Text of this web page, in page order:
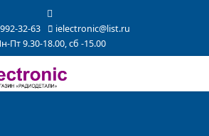
32-63
ielectronic@list.ru
Пт 9.30-18.00, сб -15.00